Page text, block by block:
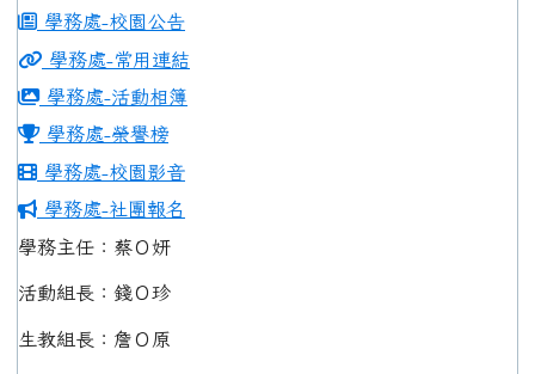
學務處-校園公告
學務處-常用連結
學務處-活動相簿
學務處-榮譽榜
學務處-校園影音
學務處-社團報名
學務主任：蔡Ｏ妍
活動組長：錢Ｏ珍
生教組長：詹Ｏ原